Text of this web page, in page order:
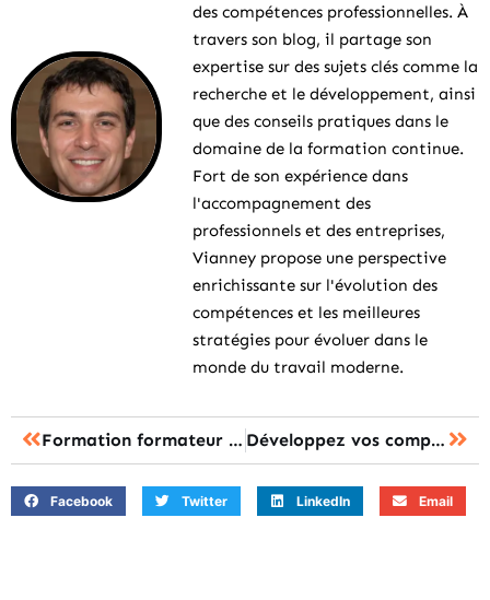
des compétences professionnelles. À
travers son blog, il partage son
expertise sur des sujets clés comme la
recherche et le développement, ainsi
que des conseils pratiques dans le
domaine de la formation continue.
Fort de son expérience dans
l'accompagnement des
professionnels et des entreprises,
Vianney propose une perspective
enrichissante sur l'évolution des
compétences et les meilleures
stratégies pour évoluer dans le
monde du travail moderne.
Formation formateur : les étapes pour réussir sa reconversion professionnelle Développez vos compétences digitales avec Google Analytics GA4
Facebook Twitter LinkedIn Email